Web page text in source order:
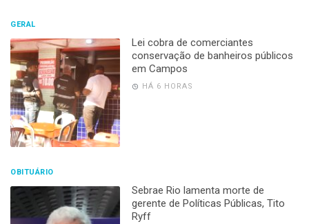
GERAL
Lei cobra de comerciantes
conservação de banheiros públicos
em Campos
HÁ 6 HORAS
OBITUÁRIO
Sebrae Rio lamenta morte de
gerente de Políticas Públicas, Tito
Ryff